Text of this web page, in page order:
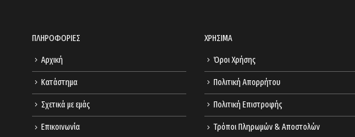
ΠΛΗΡΟΦΟΡΙΕΣ
Αρχική
Κατάστημα
Σχετικά με εμάς
Επικοινωνία
ΧΡΗΣΙΜΑ
Όροι Χρήσης
Πολιτική Απορρήτου
Πολιτική Επιστροφής
Τρόποι Πληρωμών & Αποστολών